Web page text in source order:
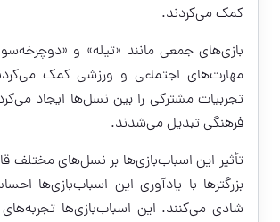
کمک می‌کردند.
بازی‌های جمعی مانند «تیله» و
مهارت‌های اجتماعی و ورزشی کمک
تجربیات مشترکی را بین نسل‌ها ایجاد
فرهنگی تبدیل می‌شدند.
تأثیر این اسباب‌بازی‌ها بر نسل‌های مختلف
بزرگترها با یادآوری این اسباب‌بازی‌ها
شادی می‌کنند. این اسباب‌بازی‌ها